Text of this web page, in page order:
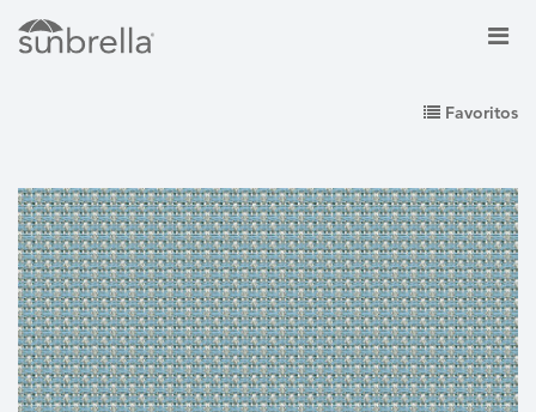
Favoritos